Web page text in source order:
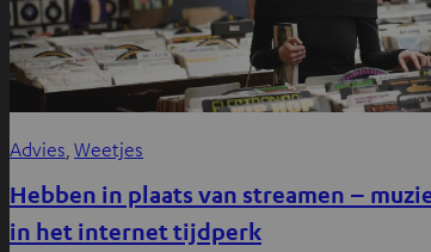
Advies, Weetjes
Hebben in plaats van streamen –
in het internet tijdperk